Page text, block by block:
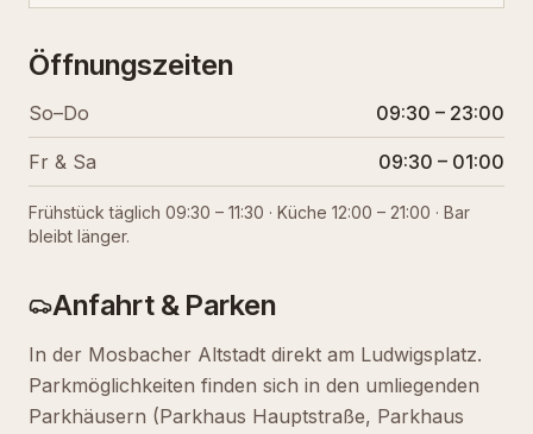
06261 / 2242
info@ludwig-mosbach.com
ÖFFNUNGSZEITEN
So–Do
09:30 – 23:00
Fr & Sa
Öffnungszeiten
So–Do 09:30 – 23:00
Fr & Sa 09:30 – 01:00
Frühstück täglich 09:30 – 11:30 · Küche 12:00 – 21:00 · Bar
bleibt länger.
Anfahrt & Parken
In der Mosbacher Altstadt direkt am Ludwigsplatz.
Parkmöglichkeiten finden sich in den umliegenden
Parkhäusern (Parkhaus Hauptstraße, Parkhaus